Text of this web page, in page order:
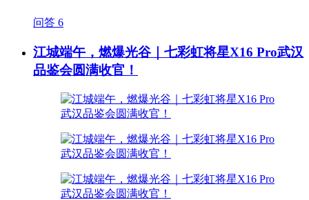
问答 6
江城端午，燃爆光谷｜七彩虹将星X16 Pro武汉
品鉴会圆满收官！